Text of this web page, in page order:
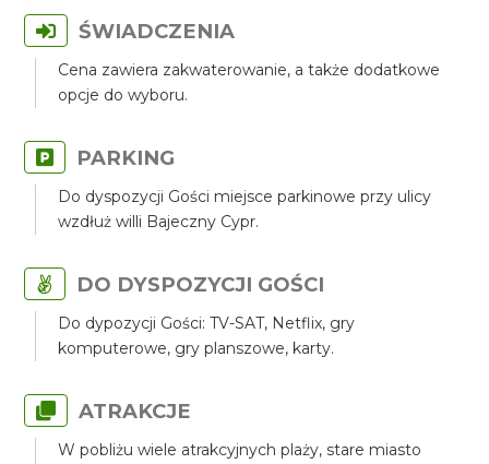
ŚWIADCZENIA
Cena zawiera zakwaterowanie, a także dodatkowe
opcje do wyboru.
PARKING
Do dyspozycji Gości miejsce parkinowe przy ulicy
wzdłuż willi Bajeczny Cypr.
DO DYSPOZYCJI GOŚCI
Do dypozycji Gości: TV-SAT, Netflix, gry
komputerowe, gry planszowe, karty.
ATRAKCJE
W pobliżu wiele atrakcyjnych plaży, stare miasto